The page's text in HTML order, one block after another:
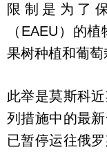
限制是为了
（EAEU）的
果树种植和葡萄
此举是莫斯科
列措施中的最
已暂停运往俄